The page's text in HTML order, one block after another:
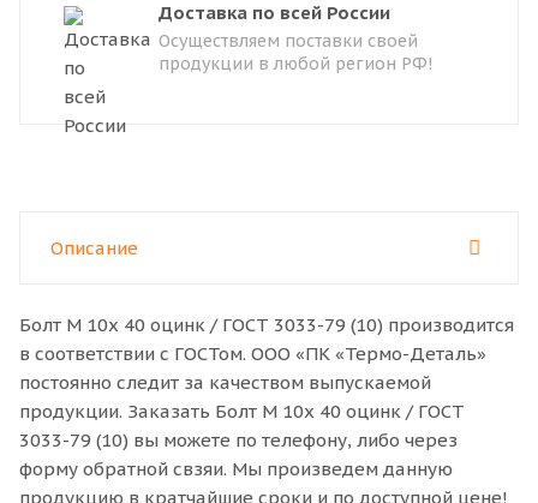
Доставка по всей России
Осуществляем поставки своей
продукции в любой регион РФ!
Описание
Болт M 10x 40 оцинк / ГОСТ 3033-79 (10) производится
в соответствии с ГОСТом. ООО «ПК «Термо-Деталь»
постоянно следит за качеством выпускаемой
продукции. Заказать Болт M 10x 40 оцинк / ГОСТ
3033-79 (10) вы можете по телефону, либо через
форму обратной свзяи. Мы произведем данную
продукцию в кратчайшие сроки и по доступной цене!